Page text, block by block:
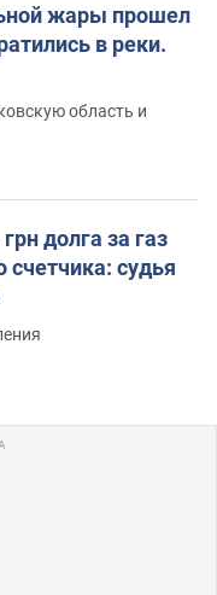
жары прошел
в реки.
область и
долга за газ
счетчика: судья